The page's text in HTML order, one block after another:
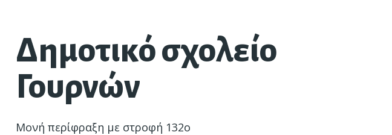
Δημοτικό σχολείο
Γουρνών
Μονή περίφραξη με στροφή 132ο